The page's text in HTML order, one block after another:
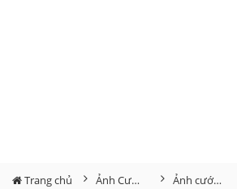
Trang chủ Ảnh Cưới Đà Lạt Ảnh cưới Đà Lạt tháng 10